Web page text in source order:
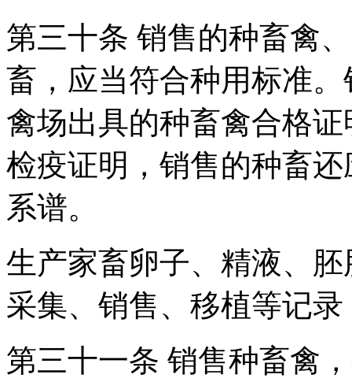
第三十条 销售的种畜禽
畜，应当符合种用标准
禽场出具的种畜禽合格
检疫证明，销售的种畜
系谱。
生产家畜卵子、精液、
采集、销售、移植等记
第三十一条 销售种畜禽